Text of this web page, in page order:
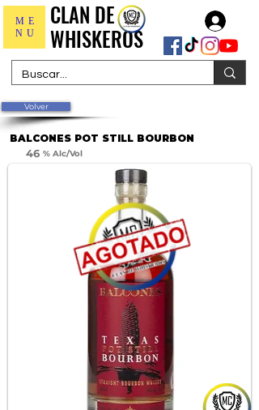
CLAN DE
WHISKEROS
CLAN DE
WHISKEROS
ME
NU
Volver
BALCONES POT STILL BOURBON
46 % Alc/Vol